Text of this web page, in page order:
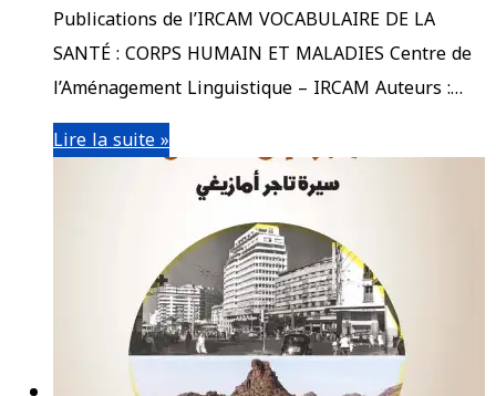
Publications de l’IRCAM VOCABULAIRE DE LA
SANTÉ : CORPS HUMAIN ET MALADIES Centre de
l’Aménagement Linguistique – IRCAM Auteurs :…
Lire la suite »